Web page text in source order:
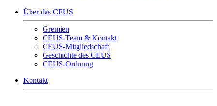
Über das CEUS
Gremien
CEUS-Team & Kontakt
CEUS-Mitgliedschaft
Geschichte des CEUS
CEUS-Ordnung
Kontakt